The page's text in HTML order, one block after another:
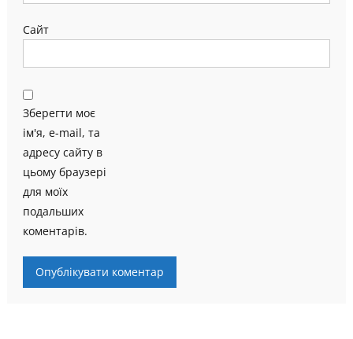
Сайт
Зберегти моє
ім'я, e-mail, та
адресу сайту в
цьому браузері
для моїх
подальших
коментарів.